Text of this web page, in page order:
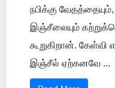
நபிக்கு
இஞ்சீலையும்
கூறுகிறான்.
இஞ்சீல் ஏற்கனவே ...